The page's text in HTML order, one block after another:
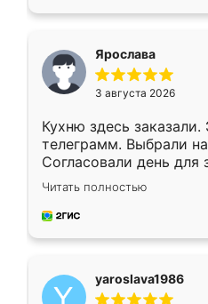
Ярослава
3 августа 2026
Кухню здесь
телеграмм. Выбрали
Согласовали день для
недели кухня была уже
довольны работой.
мебель за
Читать полностью
yaroslava1986